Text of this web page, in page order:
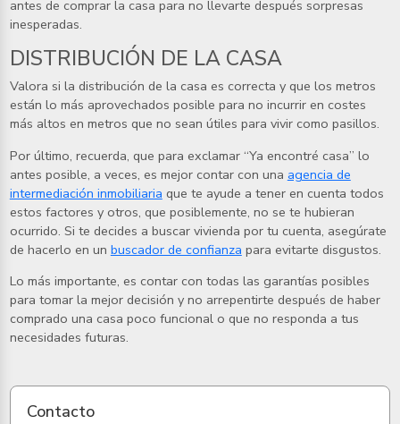
antes de comprar la casa para no llevarte después sorpresas
inesperadas.
DISTRIBUCIÓN DE LA CASA
Valora si la distribución de la casa es correcta y que los metros
están lo más aprovechados posible para no incurrir en costes
más altos en metros que no sean útiles para vivir como pasillos.
Por último, recuerda, que para exclamar “Ya encontré casa” lo
antes posible, a veces, es mejor contar con una agencia de
intermediación inmobiliaria que te ayude a tener en cuenta todos
estos factores y otros, que posiblemente, no se te hubieran
ocurrido. Si te decides a buscar vivienda por tu cuenta, asegúrate
de hacerlo en un buscador de confianza para evitarte disgustos.
Lo más importante, es contar con todas las garantías posibles
para tomar la mejor decisión y no arrepentirte después de haber
comprado una casa poco funcional o que no responda a tus
necesidades futuras.
Contacto